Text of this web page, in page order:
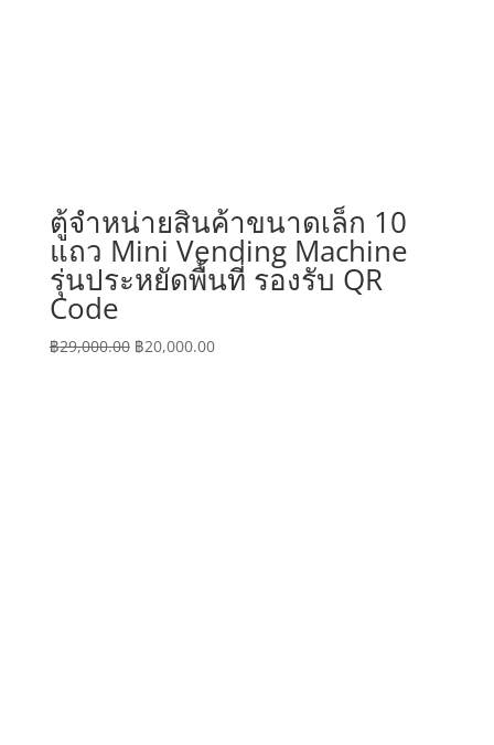
ตู้จำหน่ายสินค้าขนาดเล็ก 10
แถว Mini Vending Machine
รุ่นประหยัดพื้นที่ รองรับ QR
Code
฿29,000.00 Original
฿20,000.00Current